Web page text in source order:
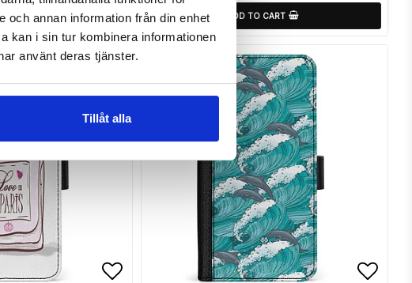
och annan information från din enhet
kan i sin tur kombinera informationen
använt deras tjänster.
Tillåt alla
CART ADD TO CART